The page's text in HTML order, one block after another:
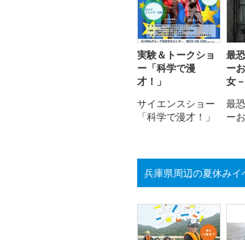
実験＆トークショ
ー「科学で漫
才！」
サイエンスショー
「科学で漫才！」
最
ー
女
最
ー
兵庫県周辺の夏休みイ